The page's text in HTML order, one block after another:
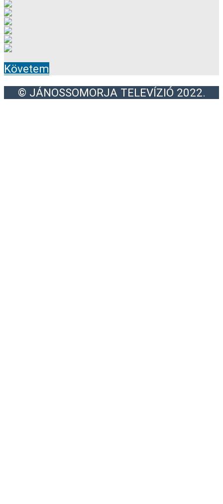
Követem
© JÁNOSSOMORJA TELEVÍZIÓ 2022.